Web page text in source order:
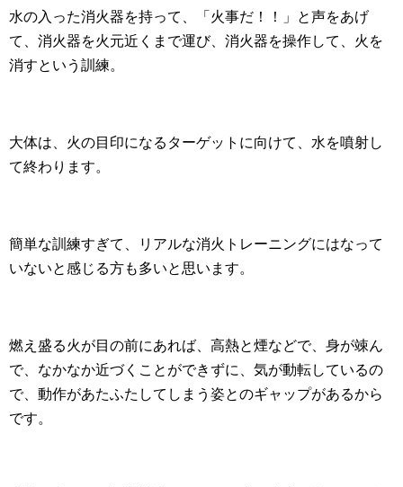
水の入った消火器を持って、「火事だ！！」と声をあげ
て、消火器を火元近くまで運び、消火器を操作して、火を
消すという訓練。
大体は、火の目印になるターゲットに向けて、水を噴射し
て終わります。
簡単な訓練すぎて、リアルな消火トレーニングにはなって
いないと感じる方も多いと思います。
燃え盛る火が目の前にあれば、高熱と煙などで、身が竦ん
で、なかなか近づくことができずに、気が動転しているの
で、動作があたふたしてしまう姿とのギャップがあるから
です。